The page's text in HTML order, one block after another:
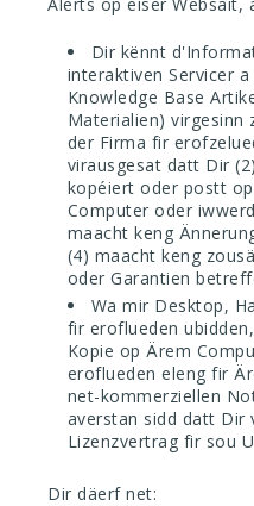
Dir kënnt
interaktiven Servicer
Knowledge Base
Materialien) virgesinn
der Firma fir
virausgesat datt Dir
kopéiert oder postt
Computer oder
maacht keng
(4) maacht keng
oder Garantien
Wa mir Desktop,
fir eroflueden
Kopie op Ärem
eroflueden eleng fir
net-kommerziellen
averstan sidd datt Dir
Lizenzvertrag fir sou
Dir däerf net: